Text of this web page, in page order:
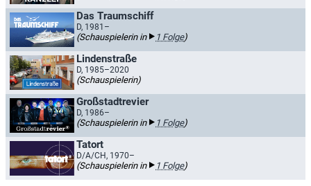
Das Traumschiff
D, 1981–
(Schauspielerin in 1 Folge)
Lindenstraße
D, 1985–2020
(Schauspielerin)
Großstadtrevier
D, 1986–
(Schauspielerin in 1 Folge)
Tatort
D/A/CH, 1970–
(Schauspielerin in 1 Folge)